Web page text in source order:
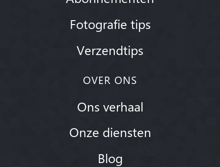
Fotografie tips
Verzendtips
OVER ONS
Ons verhaal
Onze diensten
Blog